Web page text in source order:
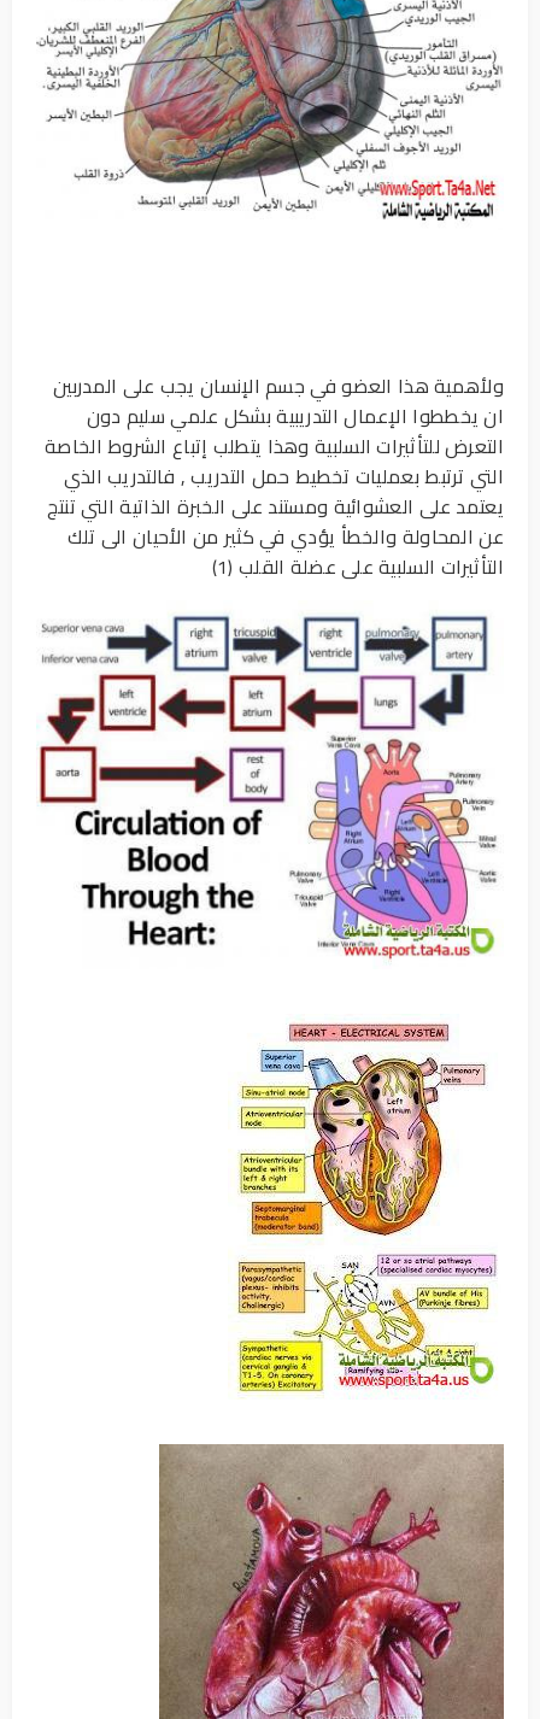
ولأهمية هذا العضو في جسم الإنسان يجب على المدربين
ان يخططوا الإعمال التدريبية بشكل علمي سليم دون
التعرض للتأثيرات السلبية وهذا يتطلب إتباع الشروط الخاصة
التي ترتبط بعمليات تخطيط حمل التدريب , فالتدريب الذي
يعتمد على العشوائية ومستند على الخبرة الذاتية التي تنتج
عن المحاولة والخطأ يؤدي في كثير من الأحيان الى تلك
التأثيرات السلبية على عضلة القلب (1)